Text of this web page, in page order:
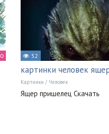
0 52
картинки человек
Картинки / Человек
Ящер пришелец Скачать